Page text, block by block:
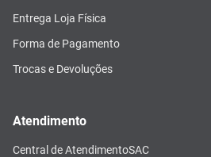
Entrega Loja Física
Forma de Pagamento
Trocas e Devoluções
Atendimento
Central de AtendimentoSAC